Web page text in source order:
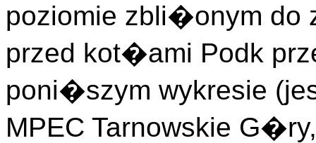
poziomie zbli�onym do
przed kot�ami Podk
poni�szym wykresie
MPEC Tarnowskie